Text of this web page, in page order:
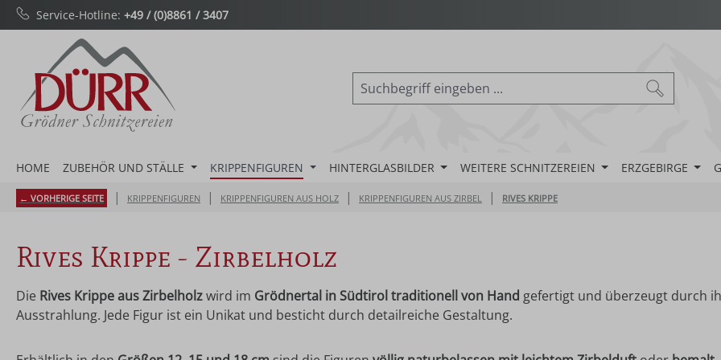
Hauptinhalt springen
Zur Suche springen
Zur Hauptnavigation springen
Service-Hotline: +49 / (0)8861 / 3407
HOME ZUBEHÖR UND STÄLLE KRIPPENFIGUREN HINTERGLASBILDER WEITERE SCHNITZEREIEN ERZGEBIRGE
← VORHERIGE SEITE | KRIPPENFIGUREN | KRIPPENFIGUREN AUS HOLZ | KRIPPENFIGUREN AUS ZIRBEL | RIVES KRIPPE
Rives Krippe - Zirbelholz
Die Rives Krippe aus Zirbelholzwird im Grödnertal in Südtirol traditionell von Hand gefertigt und überzeugt durch
Ausstrahlung. Jede Figur ist ein Unikat und besticht durch detailreiche Gestaltung.